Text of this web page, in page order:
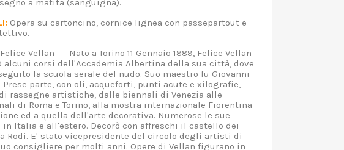
a matita (sanguigna).
Opera su cartoncino, cornice lignea con passepartout e
Felice Vellan Nato a Torino 11 Gennaio 1889, Felice Vellan
alcuni corsi dell'Accademia Albertina della sua città, dove
la scuola serale del nudo. Suo maestro fu Giovanni
Prese parte, con oli, acqueforti, punti acute e xilografie,
rassegne artistiche, dalle biennali di Venezia alle
di Roma e Torino, alla mostra internazionale Fiorentina
ed a quella dell'arte decorativa. Numerose le sue
in Italia e all'estero. Decorò con affreschi il castello dei
Rodi. E' stato vicepresidente del circolo degli artisti di
consigliere per molti anni. Opere di Vellan figurano in